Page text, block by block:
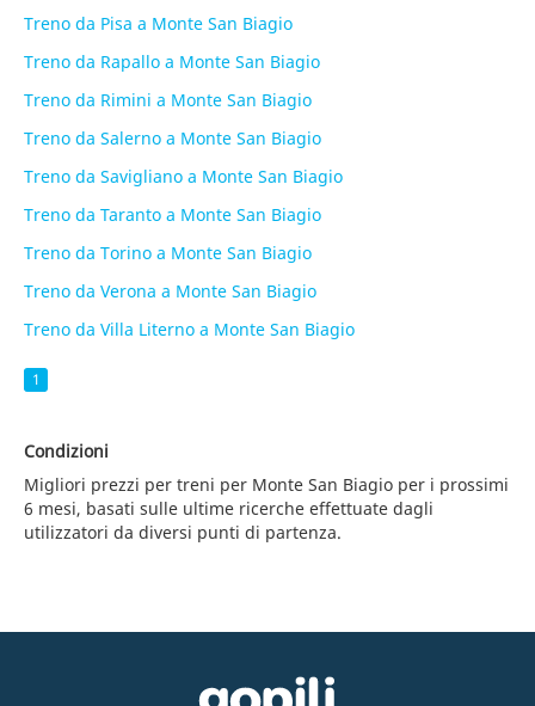
Treno da Pisa a Monte San Biagio
Treno da Rapallo a Monte San Biagio
Treno da Rimini a Monte San Biagio
Treno da Salerno a Monte San Biagio
Treno da Savigliano a Monte San Biagio
Treno da Taranto a Monte San Biagio
Treno da Torino a Monte San Biagio
Treno da Verona a Monte San Biagio
Treno da Villa Literno a Monte San Biagio
1
Condizioni
Migliori prezzi per treni per Monte San Biagio per i prossimi
6 mesi, basati sulle ultime ricerche effettuate dagli
utilizzatori da diversi punti di partenza.